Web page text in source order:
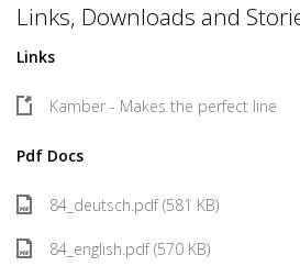
Links, Downloads and
Links
Kamber - Makes the perfect line
Pdf Docs
84_deutsch.pdf (581 KB)
84_english.pdf (570 KB)